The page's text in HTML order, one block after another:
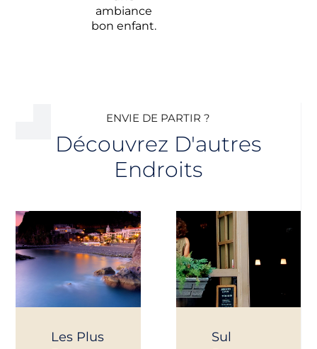
ambiance
bon enfant.
ENVIE DE PARTIR ?
Découvrez D'autres
Endroits
Les Plus
Sul